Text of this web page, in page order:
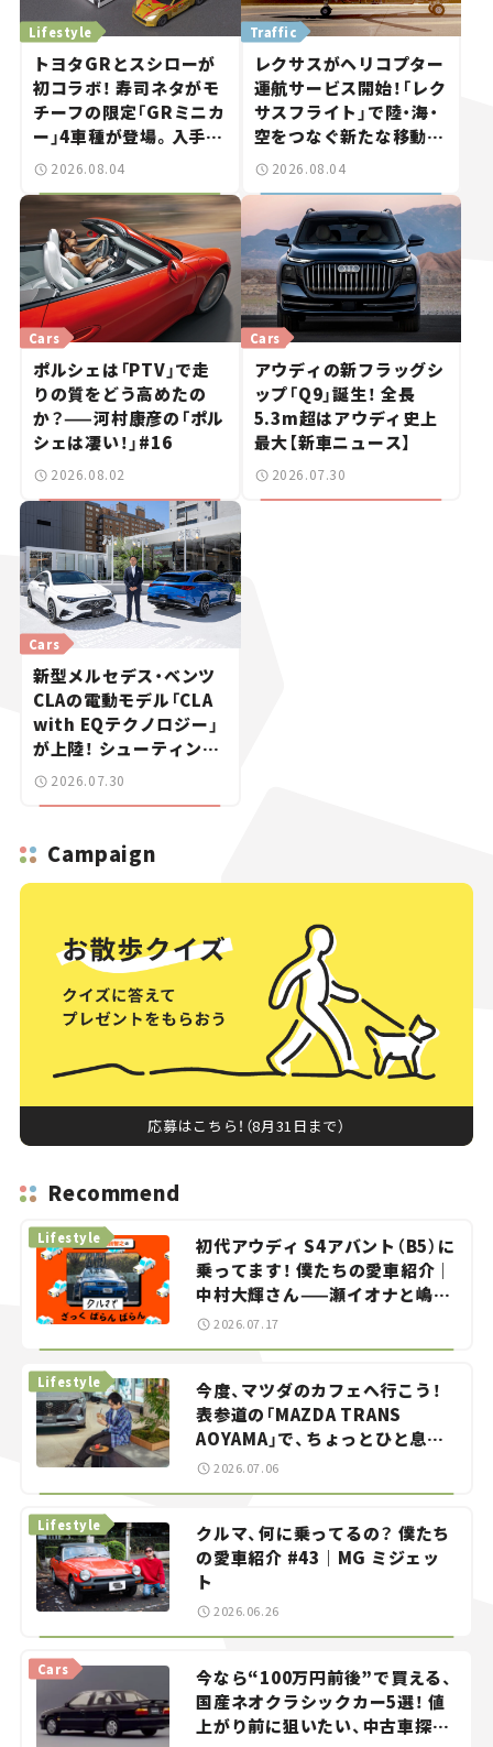
Lifestyle
トヨタGRとスシローが
初コラボ！ 寿司ネタがモ
チーフの限定「GRミニカ
ー」4車種が登場。入手方
法は？【クルマとホビー】
2026.08.04
Traffic
レクサスがヘリコプター
運航サービス開始！「レク
サスフライト」で陸・海・
空をつなぐ新たな移動体
験とは
2026.08.04
Cars
ポルシェは「PTV」で走
りの質をどう高めたの
か？——河村康彦の「ポル
シェは凄い！」#16
2026.08.02
Cars
アウディの新フラッグシ
ップ「Q9」誕生！ 全長
5.3m超はアウディ史上
最大【新車ニュース】
2026.07.30
Cars
新型メルセデス・ベンツ
CLAの電動モデル「CLA
with EQテクノロジー」
が上陸！ シューティング
ブレークも発売【新車ニ
2026.07.30
Campaign
応募はこちら！（8月31日まで）
Recommend
初代アウディ S4アバント（B5）に
乗ってます！ 僕たちの愛車紹介｜
中村大輝さん——瀬イオナと嶋田
智之の「クルマでざっくばらんば
Lifestyle
2026.07.17
今度、マツダのカフェへ行こう！
表参道の「MAZDA TRANS
AOYAMA」で、ちょっとひと息。
——連載｜CCGとクルマでどうす
Lifestyle
2026.07.06
クルマ、何に乗ってるの？ 僕たち
の愛車紹介 #43｜MG ミジェッ
ト
Lifestyle
2026.06.26
今なら“100万円前後”で買える、
国産ネオクラシックカー5選！ 値
上がり前に狙いたい、中古車探し
Cars